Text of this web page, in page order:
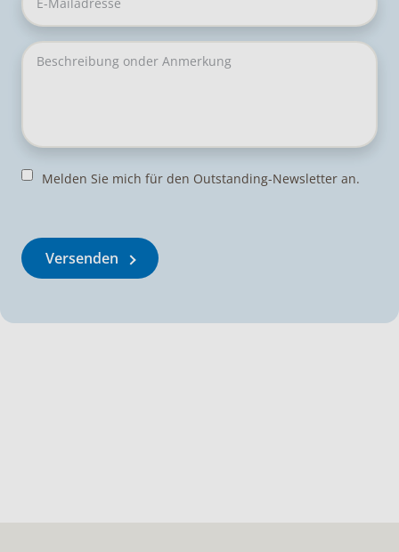
Melden Sie mich für den Outstanding-Newsletter an.
Versenden